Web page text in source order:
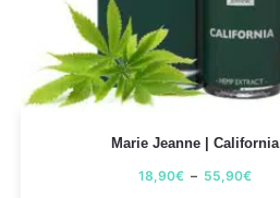
Marie Jeanne | California
18,90€ – 55,90€